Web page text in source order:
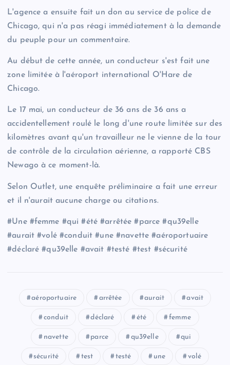
L'agence a ensuite fait un don au service de police de
Chicago, qui n'a pas réagi immédiatement à la demande
du peuple pour un commentaire.
Au début de cette année, un conducteur s'est fait une
zone limitée à l'aéroport international O'Hare de
Chicago.
Le 17 mai, un conducteur de 36 ans de 36 ans a
accidentellement roulé le long d'une route limitée sur des
kilomètres avant qu'un travailleur ne le vienne de la tour
de contrôle de la circulation aérienne, a rapporté CBS
Newago à ce moment-là.
Selon Outlet, une enquête préliminaire a fait une erreur
et il n'aurait aucune charge ou citations.
#Une #femme #qui #été #arrêtée #parce #qu39elle
#aurait #volé #conduit #une #navette #aéroportuaire
#déclaré #qu39elle #avait #testé #test #sécurité
aéroportuaire arrêtée aurait avait
conduit déclaré été femme
navette parce qu39elle qui
sécurité test testé une volé